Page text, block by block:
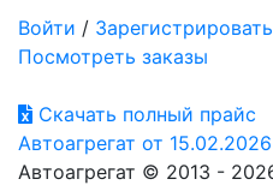
Войти /
Посмотреть заказы
Скачать полный прайс
Автоагрегат от 15.02.2026
Автоагрегат © 2013 -